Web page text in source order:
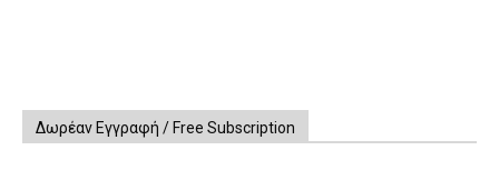
Δωρέαν Εγγραφή / Free Subscription